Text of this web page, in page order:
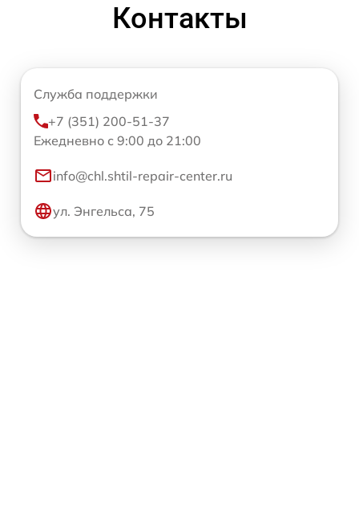
Контакты
Служба поддержки
+7 (351) 200-51-37
Ежедневно с 9:00 до 21:00
info@chl.shtil-repair-center.ru
ул. Энгельса, 75